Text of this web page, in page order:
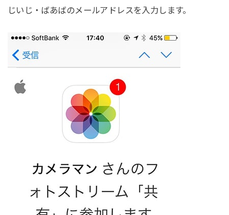
じいじ・ばあばのメールアドレスを入力します。